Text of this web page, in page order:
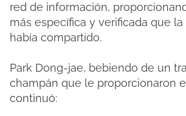
red de información,
más específica y verificada que
había compartido.
Park Dong-jae, bebiendo de un
champán que le proporcionaron
continuó: